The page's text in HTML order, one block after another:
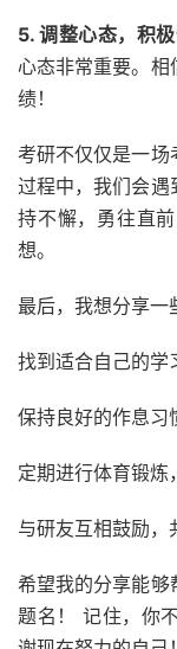
5. 调整心态，积极
心态非常重要。
绩！
考研不仅仅是一场
过程中，我们会遇
持不懈，勇往直
想。
最后，我想分享一
找到适合自己的学
保持良好的作息习
定期进行体育锻炼
与研友互相鼓励，
希望我的分享能够
题名！ 记住，你